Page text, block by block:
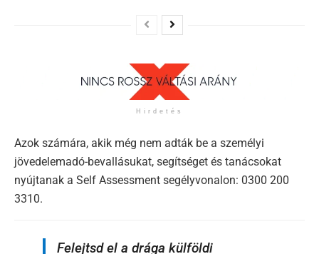
Hirdetés
Azok számára, akik még nem adták be a személyi
jövedelemadó-bevallásukat, segítséget és tanácsokat
nyújtanak a Self Assessment segélyvonalon: 0300 200
3310.
Felejtsd el a drága külföldi